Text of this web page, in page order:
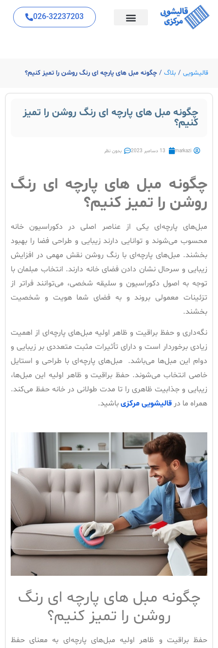
026-32237203
قالیشویی / بلاگ / چگونه مبل های پارچه ای رنگ روشن را تمیز کنیم؟
چگونه مبل های پارچه ای رنگ روشن را تمیز
کنیم؟
markazi 13 دسامبر 2023 بدون نظر
چگونه مبل های پارچه ای رنگ
روشن را تمیز کنیم؟
مبل‌های پارچه‌ای یکی از عناصر اصلی در دکوراسیون خانه
محسوب می‌شوند و توانایی دارند زیبایی و طراحی فضا را بهبود
بخشند. مبل‌های پارچه‌ای با رنگ روشن نقش مهمی در افزایش
زیبایی و سرحال نشان دادن فضای خانه دارند. انتخاب مبلمان با
توجه به اصول دکوراسیون و سلیقه شخصی، می‌توانند فراتر از
تزئینات معمولی بروند و به فضای شما هویت و شخصیت
بخشند.
نگه‌داری و حفظ براقیت و ظاهر اولیه مبل‌های پارچه‌ای از اهمیت
زیادی برخوردار است و دارای تأثیرات مثبت متعددی بر زیبایی و
دوام این مبل‌ها می‌باشد. مبل‌های پارچه‌ای با طراحی و استایل
خاصی انتخاب می‌شوند. حفظ براقیت و ظاهر اولیه این مبل‌ها،
زیبایی و جذابیت ظاهری را تا مدت طولانی در خانه حفظ می‌کند.
همراه ما در قالیشویی مرکزیباشید.
چگونه مبل های پارچه ای رنگ
روشن را تمیز کنیم؟
حفظ براقیت و ظاهر اولیه مبل‌های پارچه‌ای به معنای حفظ